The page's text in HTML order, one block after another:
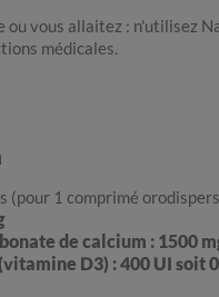
ou vous allaitez : n'utilisez
médicales.
(pour 1 comprimé
de calcium : 1500
D3) : 400 UI soit